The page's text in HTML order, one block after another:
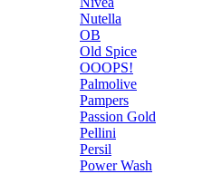
Nutella
OB
Old Spice
OOOPS!
Palmolive
Pampers
Passion Gold
Pellini
Persil
Power Wash